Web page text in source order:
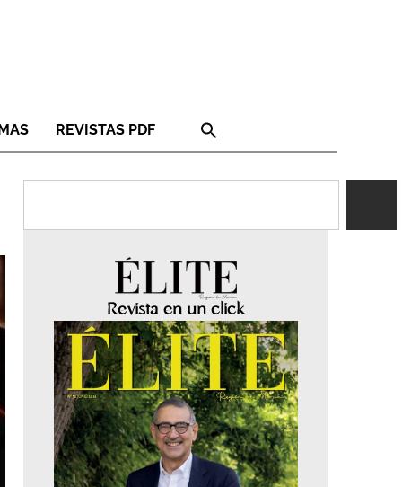
REVISTAS PDF
Revista en un click